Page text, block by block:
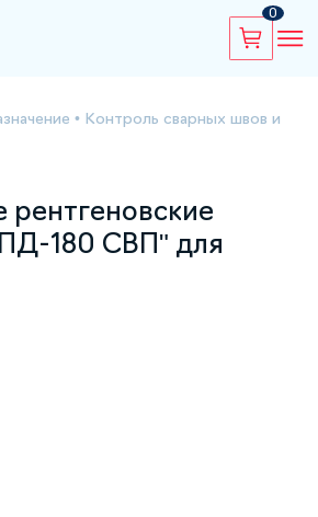
0
• Контроль сварных швов и
180 СВП" для